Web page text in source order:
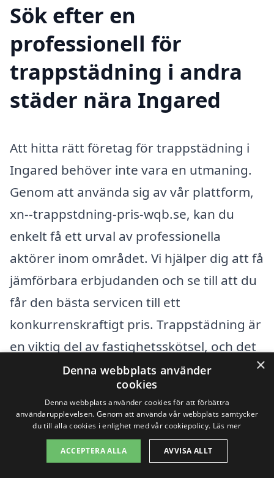
Sök efter en
professionell för
trappstädning i andra
städer nära Ingared
Att hitta rätt företag för trappstädning i
Ingared behöver inte vara en utmaning.
Genom att använda sig av vår plattform,
xn--trappstdning-pris-wqb.se, kan du
enkelt få ett urval av professionella
aktörer inom området. Vi hjälper dig att få
jämförbara erbjudanden och se till att du
får den bästa servicen till ett
konkurrenskraftigt pris. Trappstädning är
en viktig del av fastighetsskötsel, och det
är avgörande att hitta ett pålitligt företag
som kan hantera dessa tjänster.
När du söker efter trappstädning i
Ingared, kan det vara värdefullt att
×
Denna webbplats använder
cookies
Denna webbplats använder cookies för att förbättra
användarupplevelsen. Genom att använda vår webbplats samtycker
du till alla cookies i enlighet med vår cookiepolicy. Läs mer
ACCEPTERA ALLA AVVISA ALLT